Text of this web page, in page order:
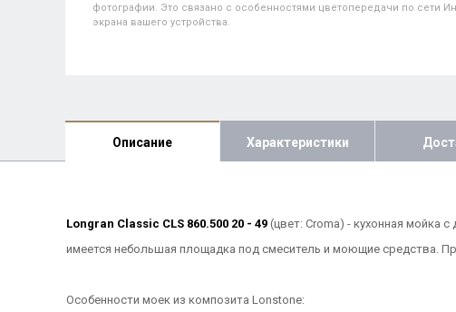
фотографии. Это связано с особенностями цветопередачи по сети
экрана вашего устройства.
Описание Характеристики
Longran Classic CLS 860.500 20 - 49(цвет: Croma) - кухонная мойка
имеется небольшая площадка под смеситель и моющие средства.
Особенности моек из композита Lonstone: